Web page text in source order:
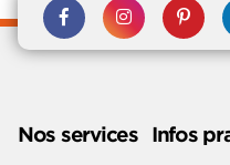
Rejoignez nous
Suivez-
Instagram
Nos services Infos